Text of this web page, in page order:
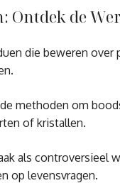
Ontdek de
die beweren
methoden om
of kristallen.
als
op levensvragen.